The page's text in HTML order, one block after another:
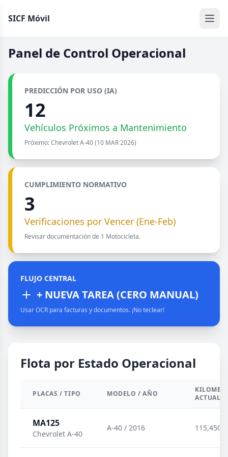
SICF Móvil
Panel de Control Operacional
PREDICCIÓN POR USO (IA)
12
Vehículos Próximos a Mantenimiento
Próximo: Chevrolet A-40 (10 MAR 2026)
CUMPLIMIENTO NORMATIVO
3
Verificaciones por Vencer (Ene-Feb)
Revisar documentación de 1 Motocicleta.
FLUJO CENTRAL
+ NUEVA TAREA (CERO MANUAL)
Usar OCR para facturas y documentos. ¡No teclear!
Flota por Estado Operacional
PLACAS / TIPO MODELO / AÑO
ACTUAL
MA125
Chevrolet A-40
A-40 / 2016 115,450